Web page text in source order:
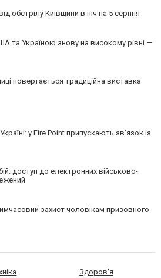
обстрілу Київщини в ніч на 5 серпня
та Україною знову на високому рівні —
повертається традиційна виставка
у Fire Point припускають зв’язок із
доступ до електронних військово-
захист чоловікам призовного
Здоров'я